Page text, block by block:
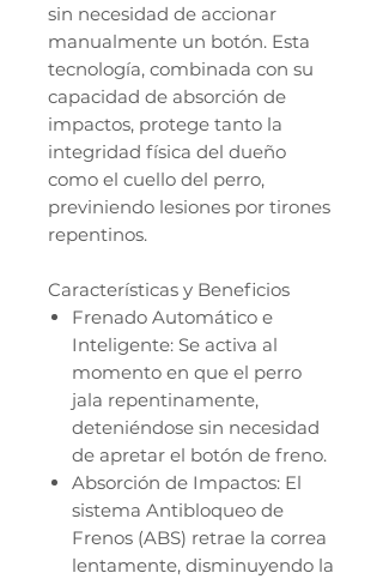
sin necesidad de accionar
manualmente un botón. Esta
tecnología, combinada con su
capacidad de absorción de
impactos, protege tanto la
integridad física del dueño
como el cuello del perro,
previniendo lesiones por tirones
repentinos.
Características y Beneficios
Frenado Automático e
Inteligente: Se activa al
momento en que el perro
jala repentinamente,
deteniéndose sin necesidad
de apretar el botón de freno.
Absorción de Impactos: El
sistema Antibloqueo de
Frenos (ABS) retrae la correa
lentamente, disminuyendo la